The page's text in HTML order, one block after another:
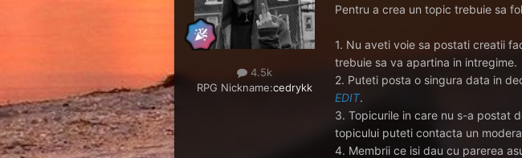
4.5k
RPG Nickname:cedrykk
Pentru a crea un topic trebuie sa
1. Nu aveti voie sa postati creatii
trebuie sa va apartina in intregime.
2. Puteti posta o singura data in
EDIT.
3. Topicurile in care nu s-a postat
topicului puteti contacta un
4. Membrii ce isi dau cu parerea